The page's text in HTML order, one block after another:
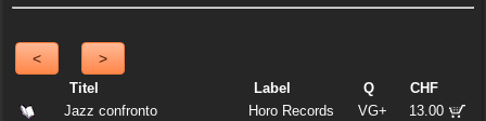
< >
Titel Label Q
CHF
Jazz confronto
Horo Records VG+ 13.00